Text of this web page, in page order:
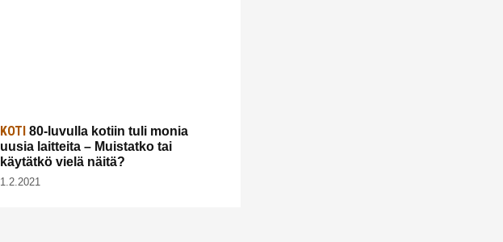
KOTI 80-luvulla kotiin tuli monia
uusia laitteita – Muistatko tai
käytätkö vielä näitä?
1.2.2021